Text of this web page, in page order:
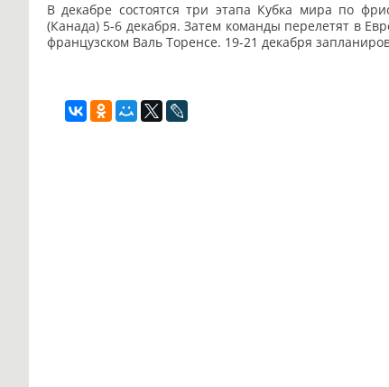
В декабре состоятся три этапа Кубка мира по
(Канада) 5-6 декабря. Затем команды перелетят в
французском Валь Торенсе. 19-21 декабря